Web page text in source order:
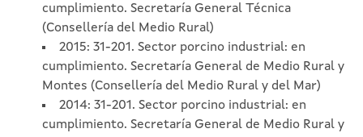
cumplimiento. Secretaría General Técnica
(Consellería del Medio Rural)
2015: 31-201. Sector porcino industrial: en
cumplimiento. Secretaría General de Medio Rural y
Montes (Consellería del Medio Rural y del Mar)
2014: 31-201. Sector porcino industrial: en
cumplimiento. Secretaría General de Medio Rural y